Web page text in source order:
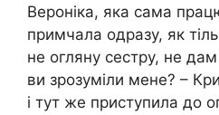
Вероніка, яка сама
примчала одразу, як
не огляну сестру, не
ви зрозуміли мене? –
і тут же приступила до